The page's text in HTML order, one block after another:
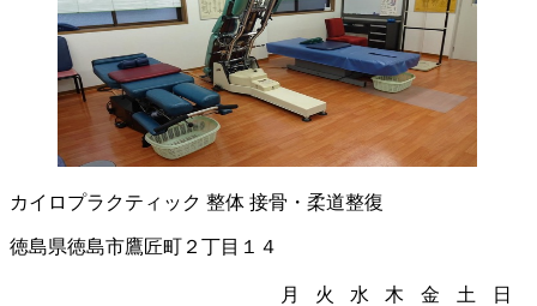
カイロプラクティック 整体 接骨・柔道整復
徳島県徳島市鷹匠町２丁目１４
月
火
水
木
金
土
日